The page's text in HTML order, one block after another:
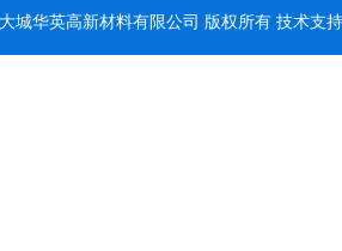
城华英高新材料有限公司 版权所有 技术支